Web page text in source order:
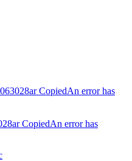
CopiedAn error has
CopiedAn error has